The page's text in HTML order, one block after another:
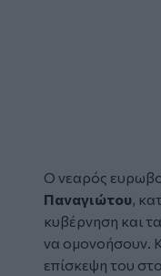
Ο νεαρός
Παναγιώτου,
κυβέρνηση και
να ομονοήσουν.
επίσκεψη του